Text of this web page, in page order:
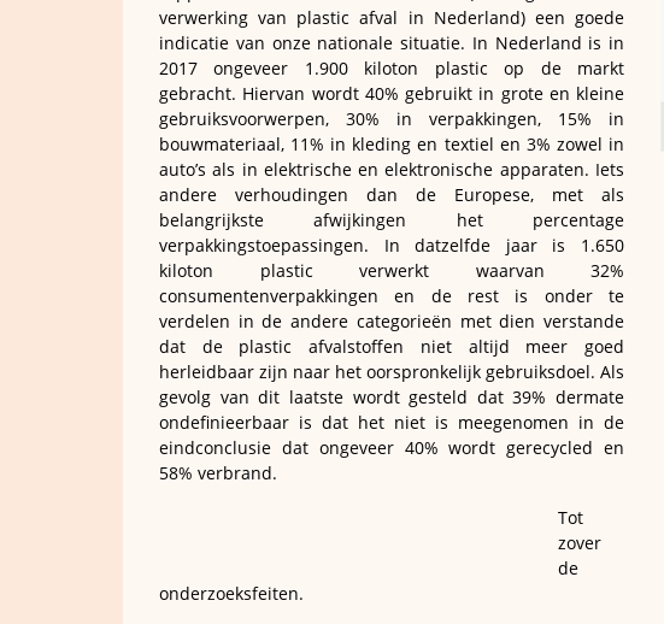
verwerking van plastic afval in Nederland) een goede
indicatie van onze nationale situatie. In Nederland is in
2017 ongeveer 1.900 kiloton plastic op de markt
gebracht. Hiervan wordt 40% gebruikt in grote en kleine
gebruiksvoorwerpen, 30% in verpakkingen, 15% in
bouwmateriaal, 11% in kleding en textiel en 3% zowel in
auto’s als in elektrische en elektronische apparaten. Iets
andere verhoudingen dan de Europese, met als
belangrijkste afwijkingen het percentage
verpakkingstoepassingen. In datzelfde jaar is 1.650
kiloton plastic verwerkt waarvan 32%
consumentenverpakkingen en de rest is onder te
verdelen in de andere categorieën met dien verstande
dat de plastic afvalstoffen niet altijd meer goed
herleidbaar zijn naar het oorspronkelijk gebruiksdoel. Als
gevolg van dit laatste wordt gesteld dat 39% dermate
ondefinieerbaar is dat het niet is meegenomen in de
eindconclusie dat ongeveer 40% wordt gerecycled en
58% verbrand.
Tot
zover
de
onderzoeksfeiten.